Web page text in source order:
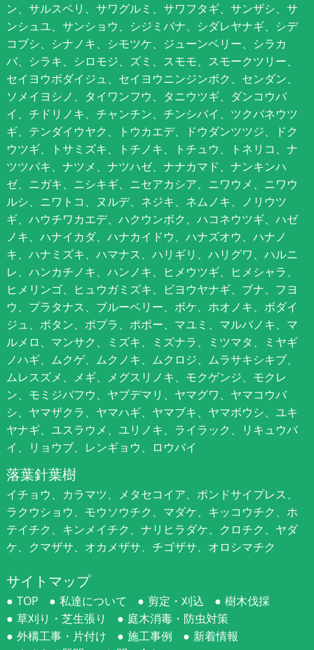
ン、サルスベリ、サワグルミ、サワフタギ、サンザシ、サ
ンシュユ、サンショウ、シジミバナ、シダレヤナギ、シデ
コブシ、シナノキ、シモツケ、ジューンベリー、シラカ
バ、シラキ、シロモジ、ズミ、スモモ、スモークツリー、
セイヨウボダイジュ、セイヨウニンジンボク、センダン、
ソメイヨシノ、タイワンフウ、タニウツギ、ダンコウバ
イ、チドリノキ、チャンチン、チンシバイ、ツクバネウツ
ギ、テンダイウヤク、トウカエデ、ドウダンツツジ、ドク
ウツギ、トサミズキ、トチノキ、トチュウ、トネリコ、ナ
ツツバキ、ナツメ、ナツハゼ、ナナカマド、ナンキンハ
ゼ、ニガキ、ニシキギ、ニセアカシア、ニワウメ、ニワウ
ルシ、ニワトコ、ヌルデ、ネジキ、ネムノキ、ノリウツ
ギ、ハウチワカエデ、ハクウンボク、ハコネウツギ、ハゼ
ノキ、ハナイカダ、ハナカイドウ、ハナズオウ、ハナノ
キ、ハナミズキ、ハマナス、ハリギリ、ハリグワ、ハルニ
レ、ハンカチノキ、ハンノキ、ヒメウツギ、ヒメシャラ、
ヒメリンゴ、ヒュウガミズキ、ビヨウヤナギ、ブナ、フヨ
ウ、プラタナス、ブルーベリー、ボケ、ホオノキ、ボダイ
ジュ、ボタン、ポプラ、ポポー、マユミ、マルバノキ、マ
ルメロ、マンサク、ミズキ、ミズナラ、ミツマタ、ミヤギ
ノハギ、ムクゲ、ムクノキ、ムクロジ、ムラサキシキブ、
ムレスズメ、メギ、メグスリノキ、モクゲンジ、モクレ
ン、モミジバフウ、ヤブデマリ、ヤマグワ、ヤマコウバ
シ、ヤマザクラ、ヤマハギ、ヤマブキ、ヤマボウシ、ユキ
ヤナギ、ユスラウメ、ユリノキ、ライラック、リキュウバ
イ、リョウブ、レンギョウ、ロウバイ
落葉針葉樹
イチョウ、カラマツ、メタセコイア、ポンドサイプレス、
ラクウショウ、モウソウチク、マダケ、キッコウチク、ホ
テイチク、キンメイチク、ナリヒラダケ、クロチク、ヤダ
ケ、クマザサ、オカメザサ、チゴザサ、オロシマチク
サイトマップ
TOP 私達について 剪定・刈込
樹木伐採
草刈り・芝生張り
庭木消毒・防虫対策
外構工事・片付け
施工事例
新着情報